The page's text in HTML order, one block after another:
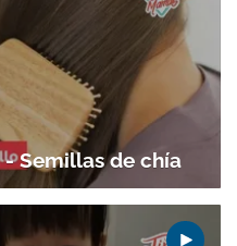
- Semillas de chía